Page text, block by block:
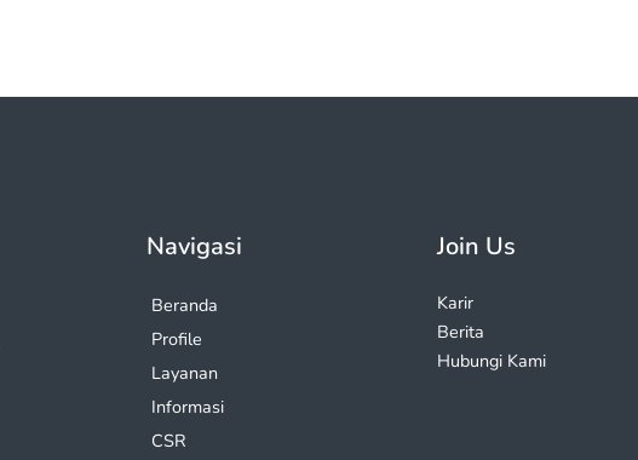
Navigasi
Beranda
Profile
Layanan
Informasi
CSR
Join Us
Karir
Berita
Hubungi Kami